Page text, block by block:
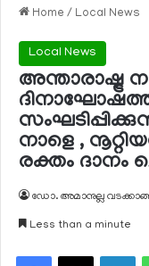
Home / Local News
Local News
നാളെ ,
രക്തം ദാനം
ഡോ. അമാനുല്ല
Less than a minute
Facebook
X